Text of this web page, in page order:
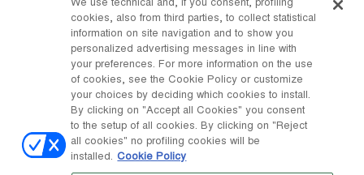
Accessibilité
DISCOVER MOON BOOT
Facebook
PAYS / DEVISE
changer
cookies, also from third parties, to collect statistical
information on site navigation and to show you
personalized advertising messages in line with
your preferences. For more information on the use
of cookies, see the Cookie Policy or customize
your choices by deciding which cookies to install.
By clicking on "Accept all Cookies" you consent
to the setup of all cookies. By clicking on "Reject
all cookies" no profiling cookies will be
installed. Cookie Policy